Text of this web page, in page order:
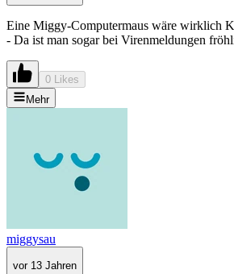
Eine Miggy-Computermaus wäre wirklich
- Da ist man sogar bei Virenmeldungen
0 Likes
Mehr
miggysau
vor 13 Jahren